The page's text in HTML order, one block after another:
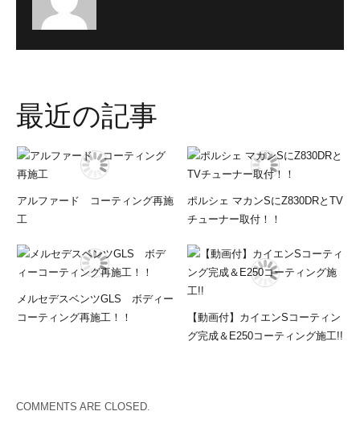
最近の記事
アルファード コーティング再施
工
ポルシェ マカンSにZ830DRとTV
チューナー取付！！
メルセデスベンツGLS ボディー
コーティング再施工！！
【動画付】カイエンSコーティン
グ完成＆E250コーティング施工!!
COMMENTS ARE CLOSED.